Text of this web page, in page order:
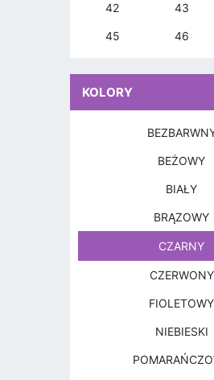
42 43
45 46
KOLORY
BEŻOWY
BIAŁY
BRĄZOWY
CZARNY
CZERWONY
FIOLETOWY
NIEBIESKI